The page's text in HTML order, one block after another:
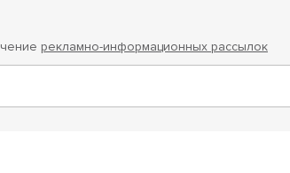
рекламно-информационных рассылок